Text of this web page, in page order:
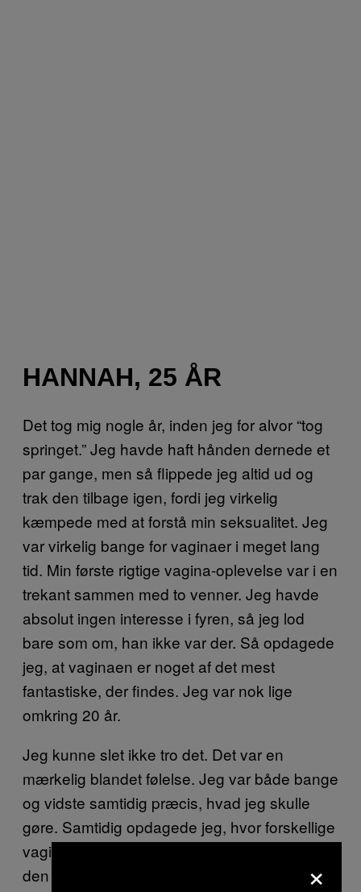
HANNAH, 25 ÅR
Det tog mig nogle år, inden jeg for alvor “tog
springet.” Jeg havde haft hånden dernede et
par gange, men så flippede jeg altid ud og
trak den tilbage igen, fordi jeg virkelig
kæmpede med at forstå min seksualitet. Jeg
var virkelig bange for vaginaer i meget lang
tid. Min første rigtige vagina-oplevelse var i en
trekant sammen med to venner. Jeg havde
absolut ingen interesse i fyren, så jeg lod
bare som om, han ikke var der. Så opdagede
jeg, at vaginaen er noget af det mest
fantastiske, der findes. Jeg var nok lige
omkring 20 år.
Jeg kunne slet ikke tro det. Det var en
mærkelig blandet følelse. Jeg var både bange
og vidste samtidig præcis, hvad jeg skulle
gøre. Samtidig opdagede jeg, hvor forskellige
vaginaer kan være. Jeg havde nok håbet, at
den ville være magen til min egen, men folk
×